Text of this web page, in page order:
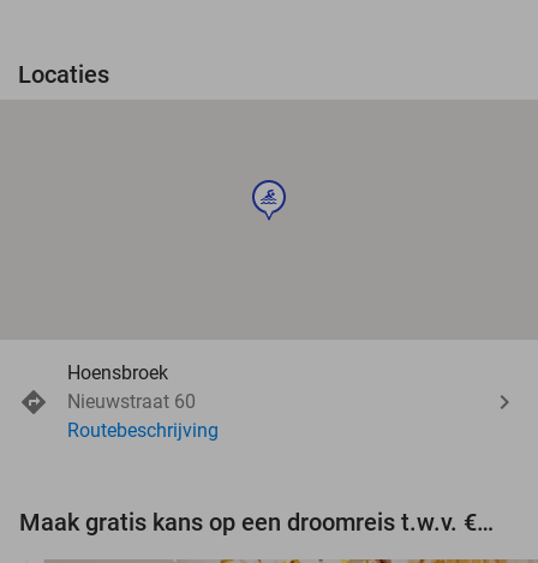
Locaties
sport
Hoensbroek
Nieuwstraat 60
Routebeschrijving
Maak gratis kans op een droomreis t.w.v. €3.000!